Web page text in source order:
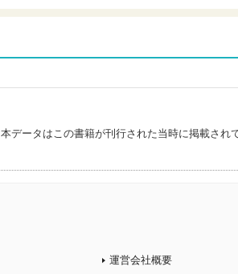
データはこの書籍が刊行された当時に掲載され
運営会社概要